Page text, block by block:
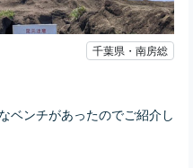
千葉県・南房総
ベンチがあったのでご紹介し